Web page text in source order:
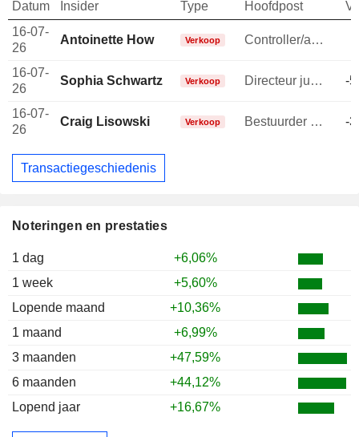
Noteringen en prestaties
1 dag
+6,06%
1 week
+5,60%
Lopende maand
+10,36%
1 maand
+6,99%
3 maanden
+47,59%
6 maanden
+44,12%
Lopend jaar
+16,67%
Datum Insider Type Hoofdpost
16-07-
26
Antoinette How Verkoop Controller/auditor
16-07-
26
Sophia Schwartz Verkoop Directeur juridische afdeling -
16-07-
26
Craig Lisowski Verkoop Bestuurder / senior manager -
Transactiegeschiedenis